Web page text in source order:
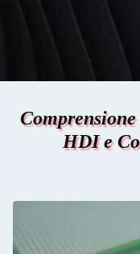
HDI e